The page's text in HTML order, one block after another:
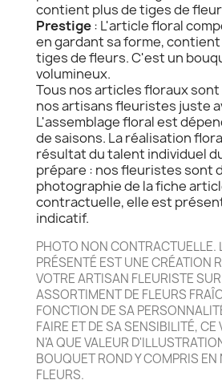
contient plus de tiges de
Prestige: L'article floral
en gardant sa forme,
tiges de fleurs. C'est un
volumineux.
Tous nos articles floraux
nos artisans fleuristes juste
L'assemblage floral est
de saisons. La réalisation
résultat du talent individuel
prépare : nos fleuristes sont
photographie de la fiche
contractuelle, elle est
indicatif.
PHOTO NON CONTRACTUELLE.
PRÉSENTÉ EST UNE CRÉATION
VOTRE ARTISAN FLEURISTE
ASSORTIMENT DE FLEURS
FONCTION DE SA
FAIRE ET DE SA SENSIBILITÉ, CE
N'A QUE VALEUR
BOUQUET ROND Y COMPRIS EN
FLEURS.